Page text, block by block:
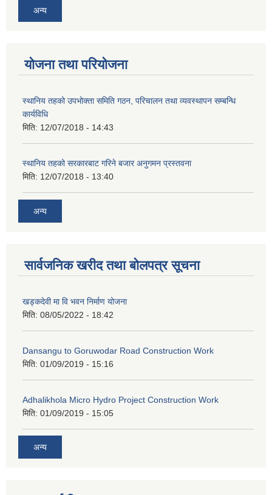
अन्य
योजना तथा परियोजना
स्थानिय तहको उपभोक्ता समिति गठन, परिचालन तथा व्यवस्थापन सम्बन्धि
कार्यविधि
मिति: 12/07/2018 - 14:43
स्थानिय तहको सरकारबाट गरिने बजार अनुगमन प्रस्तवना
मिति: 12/07/2018 - 13:40
अन्य
सार्वजनिक खरीद तथा बोलपत्र सूचना
खड्कदेवी मा वि भवन निर्माण योजना
मिति: 08/05/2022 - 18:42
Dansangu to Goruwodar Road Construction Work
मिति: 01/09/2019 - 15:16
Adhalikhola Micro Hydro Project Construction Work
मिति: 01/09/2019 - 15:05
अन्य